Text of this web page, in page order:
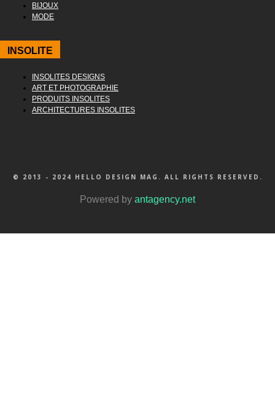
BIJOUX
MODE
INSOLITE
INSOLITES DESIGNS
ART ET PHOTOGRAPHIE
PRODUITS INSOLITES
ARCHITECTURES INSOLITES
© 2013 - 2024 HELLO DESIGN MAG. ALL RIGHTS RESERVED.
Powered by antagency.net